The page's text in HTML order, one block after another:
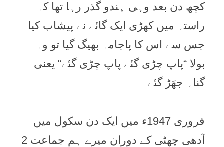
کچھ دن بعد وہی ہندو گذر رہا تھا کہ
راستہ ميں کھڑی ایک گائے نے پیشاب کیا
جس سے اس کا پاجامہ بھيگ گيا تو وہ
بولا “پاپ چڑی گئے پاپ چڑی گئے“ یعنی
گناہ جھَڑ گئے
فروری 1947ء میں ایک دن سکول میں
آدھی چھٹی کے دوران میرے ہم جماعت 2